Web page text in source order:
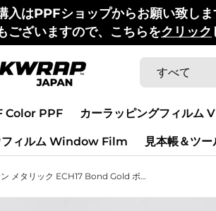
ツへスキップ
入はPPFショップからお願い致し
ございますので、こちらをクリック
検索
商品タイプ
すべて
Color PPF カーラッピングフィルム
フィルム Window Film 見本帳＆ツ
サテン メタリック ECH17 Bond Gold ボンドゴールド カーラッピングフィルム